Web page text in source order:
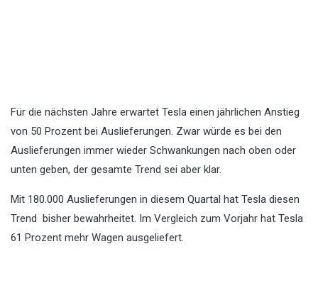
Für die nächsten Jahre erwartet Tesla einen jährlichen Anstieg
von 50 Prozent bei Auslieferungen. Zwar würde es bei den
Auslieferungen immer wieder Schwankungen nach oben oder
unten geben, der gesamte Trend sei aber klar.
Mit 180.000 Auslieferungen in diesem Quartal hat Tesla diesen
Trend bisher bewahrheitet. Im Vergleich zum Vorjahr hat Tesla
61 Prozent mehr Wagen ausgeliefert.